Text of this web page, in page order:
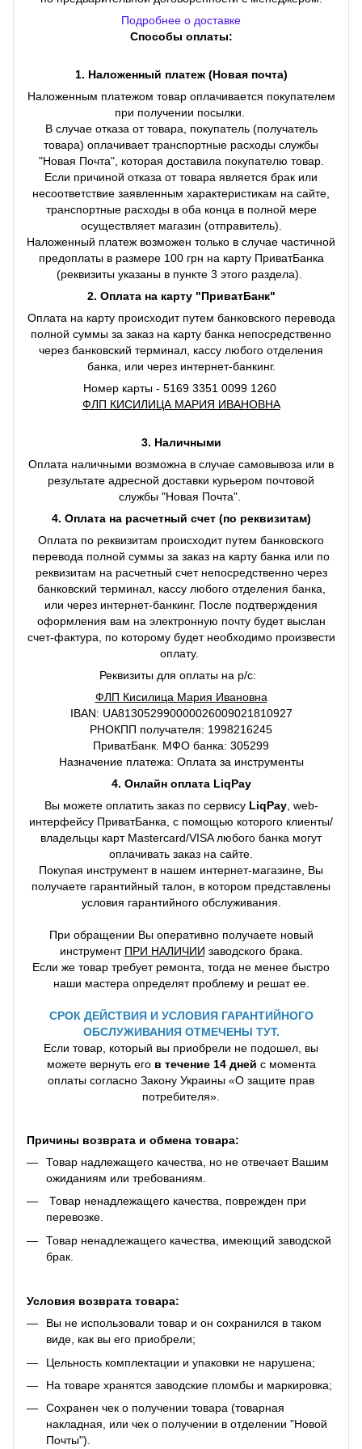
Подробнее о доставке
Способы оплаты:
1. Наложенный платеж (Новая почта)
Наложенным платежом товар оплачивается покупателем
при получении посылки.
В случае отказа от товара, покупатель (получатель
товара) оплачивает транспортные расходы службы
"Новая Почта", которая доставила покупателю товар.
Если причиной отказа от товара является брак или
несоответствие заявленным характеристикам на сайте,
транспортные расходы в оба конца в полной мере
осуществляет магазин (отправитель).
Наложенный платеж возможен только в случае частичной
предоплаты в размере 100 грн на карту ПриватБанка
(реквизиты указаны в пункте 3 этого раздела).
2. Оплата на карту "ПриватБанк"
Оплата на карту происходит путем банковского перевода
полной суммы за заказ на карту банка непосредственно
через банковский терминал, кассу любого отделения
банка, или через интернет-банкинг.
Номер карты - 5169 3351 0099 1260
ФЛП КИСИЛИЦА МАРИЯ ИВАНОВНА
3. Наличными
Оплата наличными возможна в случае самовывоза или в
результате адресной доставки курьером почтовой
службы "Новая Почта".
4. Оплата на расчетный счет (по реквизитам)
Оплата по реквизитам происходит путем банковского
перевода полной суммы за заказ на карту банка или по
реквизитам на расчетный счет непосредственно через
банковский терминал, кассу любого отделения банка,
или через интернет-банкинг. После подтверждения
оформления вам на электронную почту будет выслан
счет-фактура, по которому будет необходимо произвести
оплату.
Реквизиты для оплаты на р/с:
ФЛП Кисилица Мария Ивановна
IBAN: UA813052990000026009021810927
РНОКПП получателя: 1998216245
ПриватБанк. МФО банка: 305299
Назначение платежа: Оплата за инструменты
4. Онлайн оплата LiqPay
Вы можете оплатить заказ по сервису LiqPay, web-
интерфейсу ПриватБанка, с помощью которого клиенты/
владельцы карт Mastercard/VISA любого банка могут
оплачивать заказ на сайте.
Покупая инструмент в нашем интернет-магазине, Вы
получаете гарантийный талон, в котором представлены
условия гарантийного обслуживания.
При обращении Вы оперативно получаете новый
инструмент ПРИ НАЛИЧИИ заводского брака.
Если же товар требует ремонта, тогда не менее быстро
наши мастера определят проблему и решат ее.
СРОК ДЕЙСТВИЯ И УСЛОВИЯ ГАРАНТИЙНОГО
ОБСЛУЖИВАНИЯ ОТМЕЧЕНЫ ТУТ.
Если товар, который вы приобрели не подошел, вы
можете вернуть его в течение 14 дней с момента
оплаты согласно Закону Украины «О защите прав
потребителя».
Причины возврата и обмена товара:
Товар надлежащего качества, но не отвечает Вашим
ожиданиям или требованиям.
Товар ненадлежащего качества, поврежден при
перевозке.
Товар ненадлежащего качества, имеющий заводской
брак.
Условия возврата товара:
Вы не использовали товар и он сохранился в таком
виде, как вы его приобрели;
Цельность комплектации и упаковки не нарушена;
На товаре хранятся заводские пломбы и маркировка;
Сохранен чек о получении товара (товарная
накладная, или чек о получении в отделении "Новой
Почты").